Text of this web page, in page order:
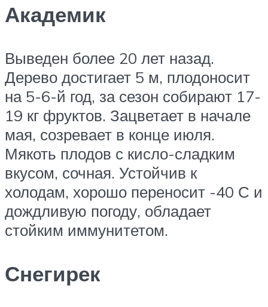
Академик
Выведен более 20 лет назад.
Дерево достигает 5 м, плодоносит
на 5-6-й год, за сезон собирают 17-
19 кг фруктов. Зацветает в начале
мая, созревает в конце июля.
Мякоть плодов с кисло-сладким
вкусом, сочная. Устойчив к
холодам, хорошо переносит -40 С и
дождливую погоду, обладает
стойким иммунитетом.
Снегирек